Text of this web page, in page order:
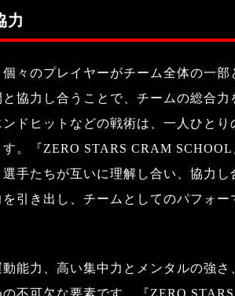
力
々のプレイヤーがチーム全体の一部
協力し合うことで、チームの総合力
ドヒットなどの戦術は、一人ひと
。『ZERO STARS CRAM
手たちが互いに理解し合い、協力
引き出し、チームとしてのパフォー
能力、高い集中力とメンタルの強
不可欠な要素です。『ZERO